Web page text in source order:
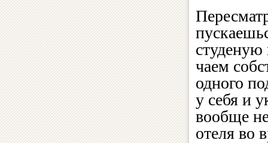
чаем
одного
у себя и
вообще
отеля во